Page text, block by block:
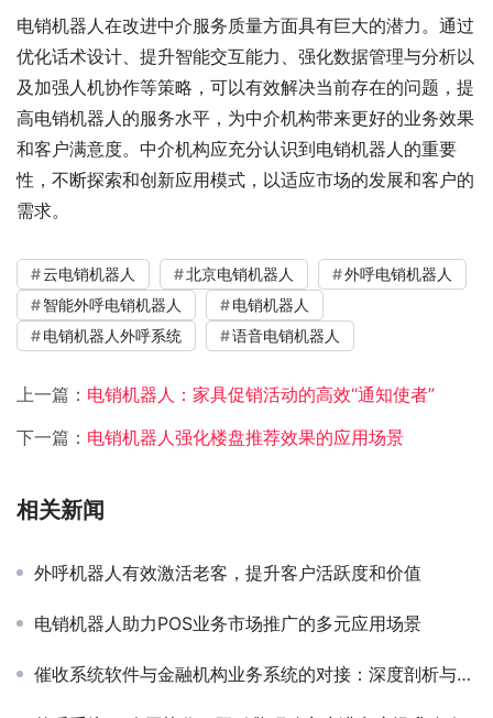
电销机器人在改进中介服务质量方面具有巨大的潜力。通过
优化话术设计、提升智能交互能力、强化数据管理与分析以
及加强人机协作等策略，可以有效解决当前存在的问题，提
高电销机器人的服务水平，为中介机构带来更好的业务效果
和客户满意度。中介机构应充分认识到电销机器人的重要
性，不断探索和创新应用模式，以适应市场的发展和客户的
需求。
云电销机器人 北京电销机器人
外呼电销机器人
智能外呼电销机器人
电销机器人
电销机器人外呼系统
语音电销机器人
上一篇： 电销机器人：家具促销活动的高效“通知使者”
下一篇： 电销机器人强化楼盘推荐效果的应用场景
相关新闻
外呼机器人有效激活老客，提升客户活跃度和价值
电销机器人助力POS业务市场推广的多元应用场景
催收系统软件与金融机构业务系统的对接：深度剖析与展望